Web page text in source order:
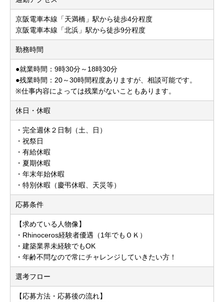
京阪電車本線「天満橋」駅から徒歩4分程度
京阪電車本線「北浜」駅から徒歩9分程度
勤務時間
●就業時間：9時30分～18時30分
●残業時間：20～30時間程度ありますが、相談可能です。
※仕事内容によっては残業がないこともあります。
休日・休暇
・完全週休２日制（土、日）
・祝祭日
・有給休暇
・夏期休暇
・年末年始休暇
・特別休暇（慶弔休暇、天災等）
応募条件
【求めている人物像】
・Rhinoceros経験者優遇（1年でもＯＫ）
・建築業界未経験でもOK
・年齢不問なので常にチャレンジしていきたい方！
選考フロー
【応募方法・応募後の流れ】